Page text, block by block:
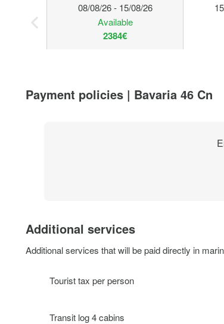
08/08/26 - 15/08/26
Available
2384€
Payment policies | Bavaria 46 Cn
Additional services
Additional services that will be paid directly in
Tourist tax per person
Transit log 4 cabins